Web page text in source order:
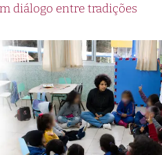
diálogo entre tradições